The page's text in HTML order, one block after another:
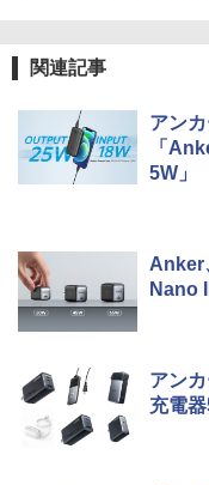
関連記事
アン
「
5W」
Anker
Nano
アン
充電